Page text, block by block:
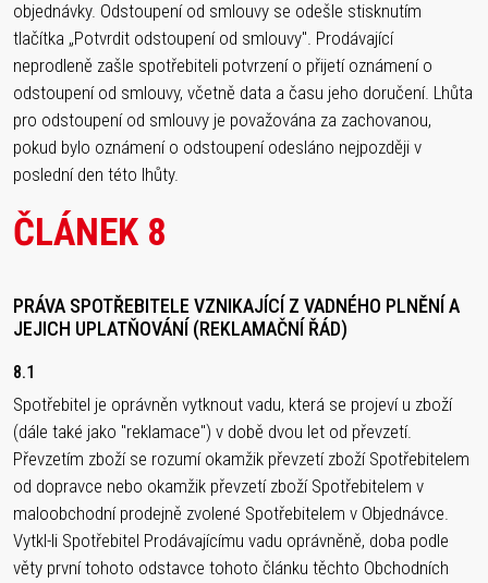
objednávky. Odstoupení od smlouvy se odešle stisknutím
tlačítka „Potvrdit odstoupení od smlouvy". Prodávající
neprodleně zašle spotřebiteli potvrzení o přijetí oznámení o
odstoupení od smlouvy, včetně data a času jeho doručení. Lhůta
pro odstoupení od smlouvy je považována za zachovanou,
pokud bylo oznámení o odstoupení odesláno nejpozději v
poslední den této lhůty.
ČLÁNEK 8
PRÁVA SPOTŘEBITELE VZNIKAJÍCÍ Z VADNÉHO PLNĚNÍ A
JEJICH UPLATŇOVÁNÍ (REKLAMAČNÍ ŘÁD)
8.1
Spotřebitel je oprávněn vytknout vadu, která se projeví u zboží
(dále také jako "reklamace") v době dvou let od převzetí.
Převzetím zboží se rozumí okamžik převzetí zboží Spotřebitelem
od dopravce nebo okamžik převzetí zboží Spotřebitelem v
maloobchodní prodejně zvolené Spotřebitelem v Objednávce.
Vytkl-li Spotřebitel Prodávajícímu vadu oprávněně, doba podle
věty první tohoto odstavce tohoto článku těchto Obchodních